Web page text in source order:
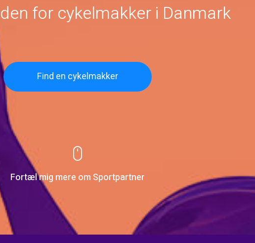
for cykelmakker i Danmark
Find en cykelmakker
Fortæl mig mere om Sportpartner